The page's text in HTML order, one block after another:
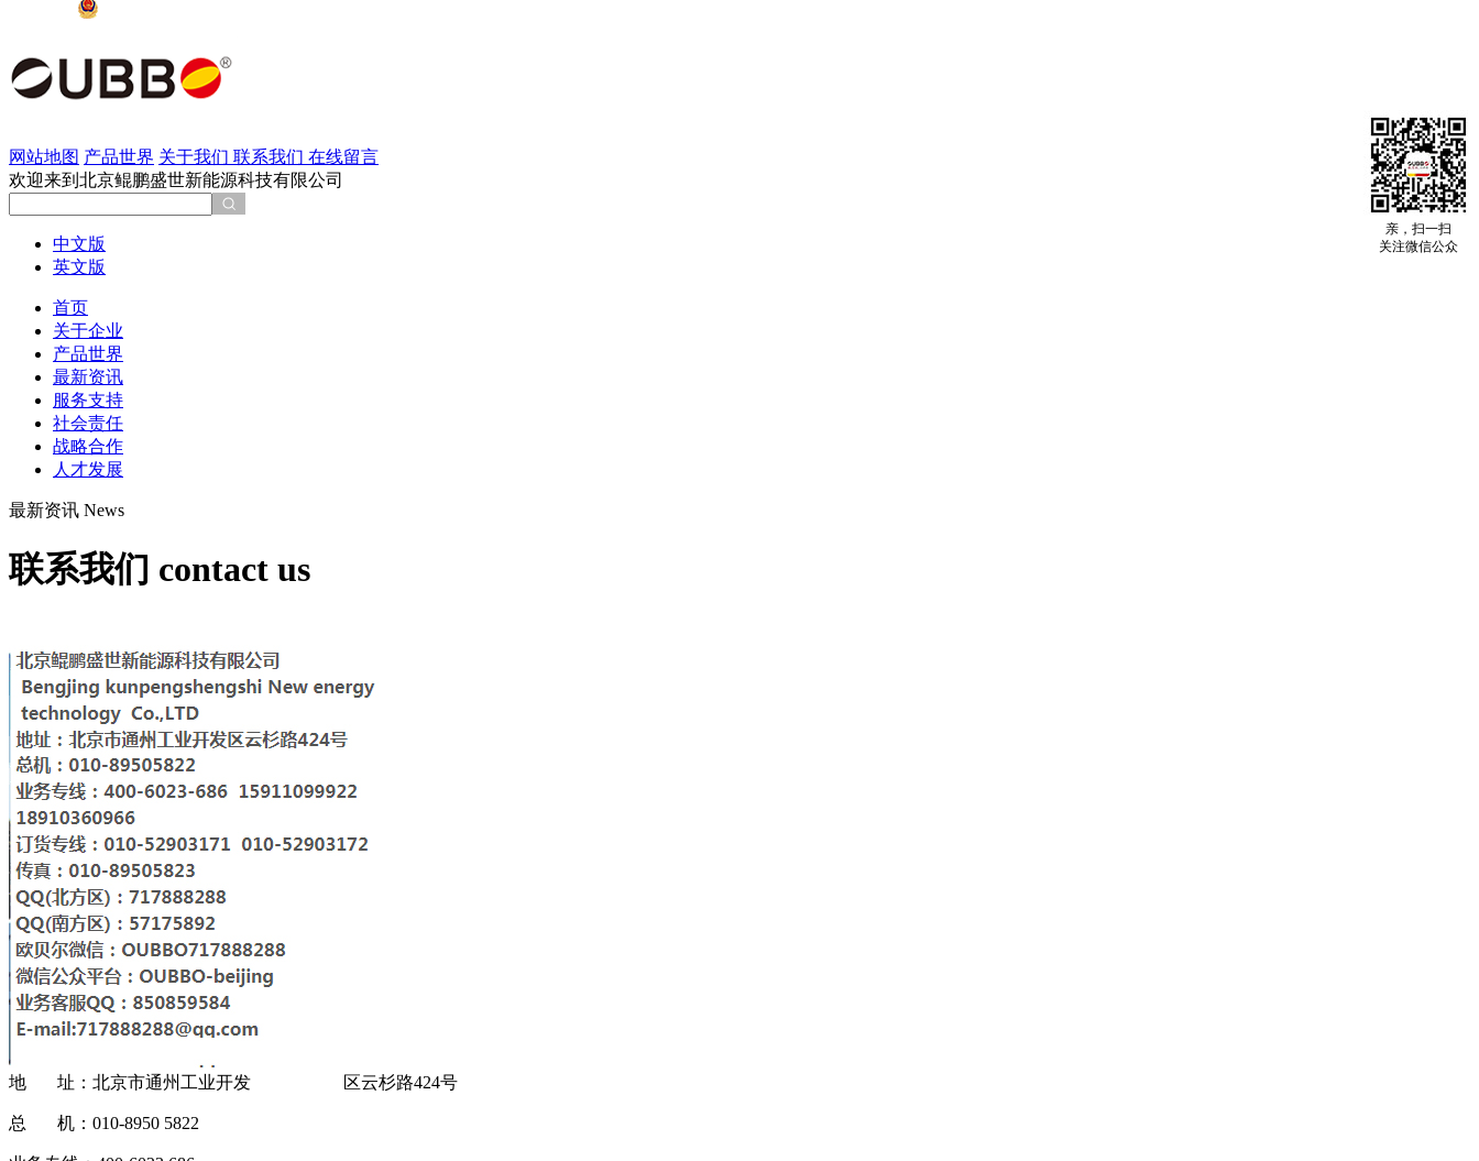
网站地图 产品世界 关于我们 联系我们 在线留言
欢迎来到北京鲲鹏盛世新能源科技有限公司
中文版
英文版
首页
关于企业
产品世界
最新资讯
服务支持
社会责任
战略合作
人才发展
最新资讯 News
联系我们 contact us
地 址：北京市通州工业开发 区云杉路424号
总 机：010-8950 5822
亲，扫一扫
关注微信公众